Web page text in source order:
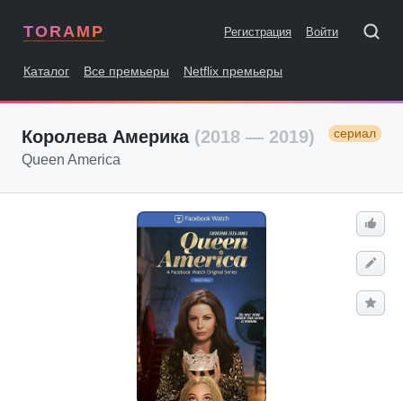
TORAMP Регистрация Войти
Каталог Все премьеры Netflix премьеры
Королева Америка (2018 — 2019) сериал
Queen America